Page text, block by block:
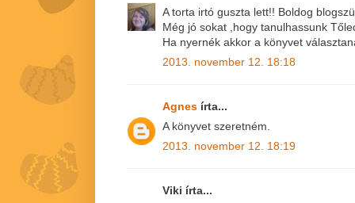
A torta irtó guszta lett!! Boldog
Még jó sokat ,hogy tanulhassunk
Ha nyernék akkor a könyvet
2013. november 12. 18:18
Agnes írta...
A könyvet szeretném.
2013. november 12. 18:19
Viki írta...